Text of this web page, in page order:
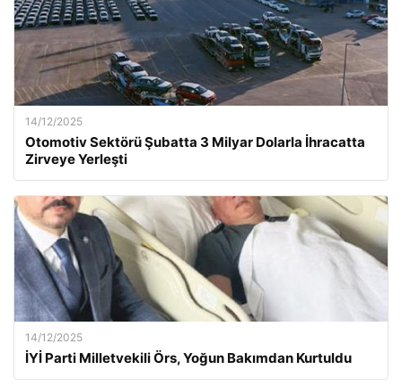
14/12/2025
Otomotiv Sektörü Şubatta 3 Milyar Dolarla İhracatta
Zirveye Yerleşti
14/12/2025
İYİ Parti Milletvekili Örs, Yoğun Bakımdan Kurtuldu